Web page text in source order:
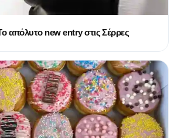
απόλυτο new entry στις Σέρρες